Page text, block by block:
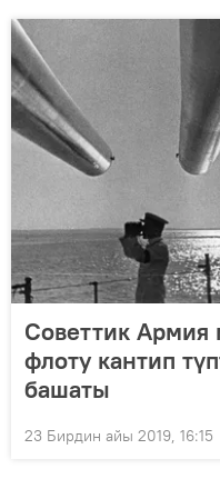
Советтик Армия
флоту кантип
башаты
23 Бирдин айы 2019, 16:15